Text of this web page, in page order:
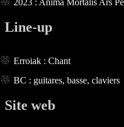
2023 : Anima Mortalis Ars
Line-up
Erroiak : Chant
BC : guitares, basse, claviers
Site web